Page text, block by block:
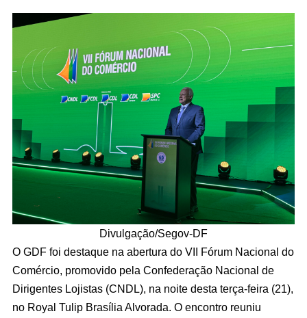
Divulgação/Segov-DF
O GDF foi destaque na abertura do VII Fórum Nacional do
Comércio, promovido pela Confederação Nacional de
Dirigentes Lojistas (CNDL), na noite desta terça-feira (21),
no Royal Tulip Brasília Alvorada. O encontro reuniu